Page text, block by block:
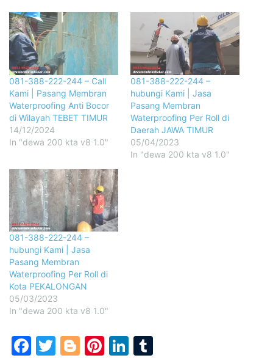
081-388-222-244 – Call
Kami | Pasang Membran
Waterproofing Anti Bocor
di Wilayah TEBET TIMUR
14/12/2024
In "dewa 200 kta v8 1.0"
081-388-222-244 –
hubungi Kami | Jasa
Pasang Membran
Waterproofing Per Roll di
Daerah JAWA TIMUR
05/04/2023
In "dewa 200 kta v8 1.0"
081-388-222-244 –
hubungi Kami | Jasa
Pasang Membran
Waterproofing Per Roll di
Kota PEKALONGAN
05/03/2023
In "dewa 200 kta v8 1.0"
Facebook
Twitter
Blogger
Pinterest
LinkedIn